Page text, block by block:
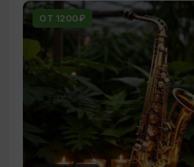
ОТ 1200₽